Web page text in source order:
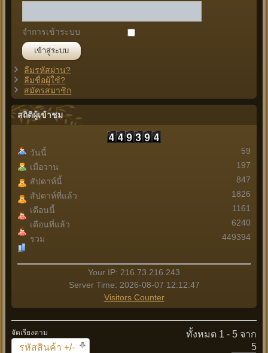
จำการเข้าระบบ
ลืมรหัสผ่าน?
ลืมชื่อผู้ใช้?
สมัครสมาชิก
สถิติผู้เข้าชม
วันนี้
เมื่อวาน
สัปดาห์นี้
สัปดาห์ที่แล้ว
เดือนนี้
เดือนที่แล้ว
รวม
59
197
847
1826
1161
6240
449394
Your IP: 216.73.216.243
Server Time: 2026-08-07 12:12:47
Visitors Counter
จัดเรียงตาม
รหัสสินค้า +/-
ทั้งหมด 1 - 5 จาก
5